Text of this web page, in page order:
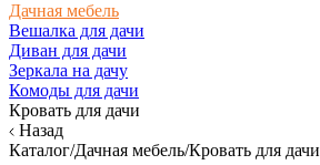
Дачная мебель
Вешалка для дачи
Диван для дачи
Зеркала на дачу
Комоды для дачи
Кровать для дачи
Назад
Каталог/Дачная мебель/Кровать для дачи